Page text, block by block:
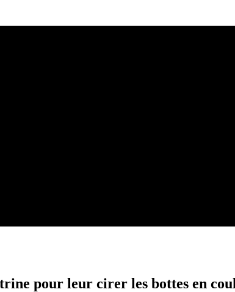
pour leur cirer les bottes en